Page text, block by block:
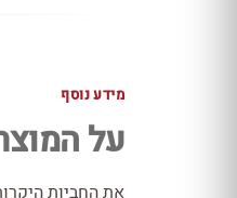
מידע נוסף
על המוצר: